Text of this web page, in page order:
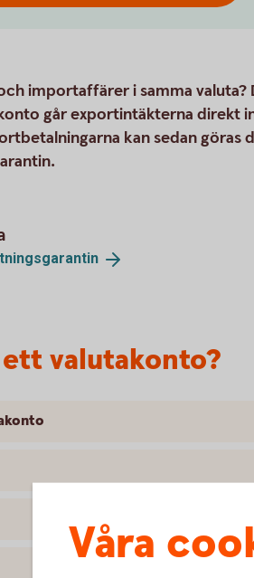
importaffärer i samma valuta?
går exportintäkterna direkt
kan sedan
valutakonto?
Våra